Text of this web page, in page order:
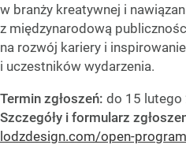
w branży kreatywnej i
z międzynarodową
na rozwój kariery i
i uczestników wydarzenia.
Termin zgłoszeń: do 15 lutego
Szczegóły i formularz
lodzdesign.com/open-